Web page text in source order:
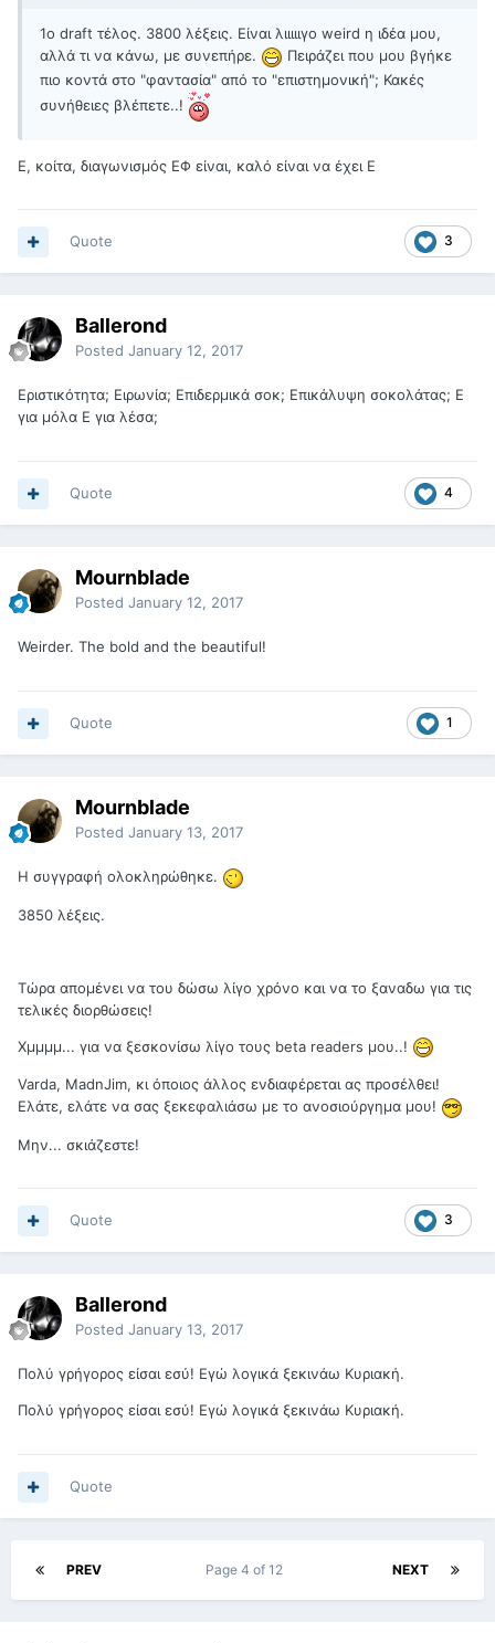
1o draft τέλος. 3800 λέξεις. Είναι λιιιιιγο weird η ιδέα μου,
αλλά τι να κάνω, με συνεπήρε.
Πειράζει που μου βγήκε
πιο κοντά στο "φαντασία" από το "επιστημονική"; Κακές
συνήθειες βλέπετε..!
Ε, κοίτα, διαγωνισμός ΕΦ είναι, καλό είναι να έχει Ε
3
Quote
Ballerond
Posted January 12, 2017
Εριστικότητα; Ειρωνία; Επιδερμικά σοκ; Επικάλυψη σοκολάτας; Ε
για μόλα Ε για λέσα;
4
Quote
Mournblade
Posted January 12, 2017
Weirder. The bold and the beautiful!
1
Quote
Mournblade
Posted January 13, 2017
Η συγγραφή ολοκληρώθηκε.
3850 λέξεις.
Τώρα απομένει να του δώσω λίγο χρόνο και να το ξαναδω για τις
τελικές διορθώσεις!
Χμμμμ... για να ξεσκονίσω λίγο τους beta readers μου..!
Varda, MadnJim, κι όποιος άλλος ενδιαφέρεται ας προσέλθει!
Ελάτε, ελάτε να σας ξεκεφαλιάσω με το ανοσιούργημα μου!
Μην... σκιάζεστε!
3
Quote
Ballerond
Posted January 13, 2017
Πολύ γρήγορος είσαι εσύ! Εγώ λογικά ξεκινάω Κυριακή.
Πολύ γρήγορος είσαι εσύ! Εγώ λογικά ξεκινάω Κυριακή.
Quote
PREV NEXT
Page 4 of 12